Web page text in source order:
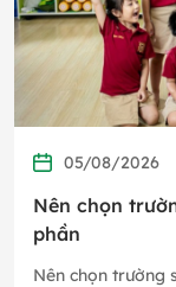
05/08/2026
Nên chọn
phần
Nên chọn trường